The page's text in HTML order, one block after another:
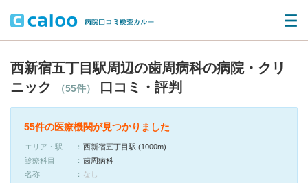
西新宿五丁目駅周辺の歯周病科の病院・クリ
ニック
（55件） 口コミ・評判
55件の医療機関が見つかりました
エリア・駅
西新宿五丁目駅 (1000m)
診療科目
歯周病科
名称
なし